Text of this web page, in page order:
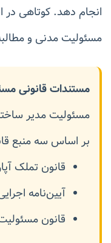
انجام دهد. کوتاهی در
مسئولیت مدنی و
مستندات قانونی
مسئولیت مدیر
بر اساس سه منبع
قانون تملک
آیین‌نامه
قانون